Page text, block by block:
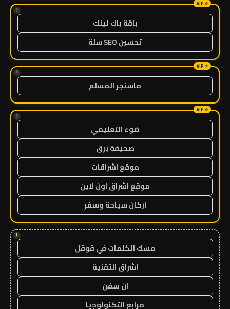
!
باقة باك لينك
تحسين SEO سلة
!
ماسنجر المسلم
!
ضوء التعليمي
صحيفة برق
موقع اشراقات
موقع اشراق اون لاين
اركان سياحة وسفر
!
مسك الكلمات في قوقل
اشراق التقنية
ان سفن
مرابع التكنولوجيا